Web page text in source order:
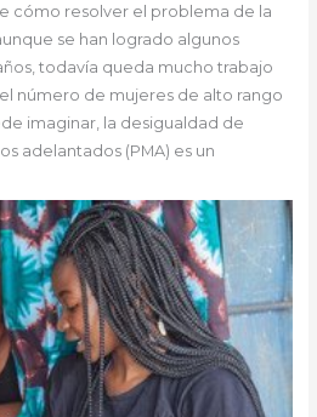
cómo resolver el problema de la
se han logrado algunos
todavía queda mucho trabajo
número de mujeres de alto rango
imaginar, la desigualdad de
adelantados (PMA) es un